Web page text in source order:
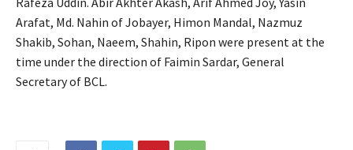
Arafat, Md. Nahin of Jobayer, Himon Mandal, Nazmuz
Shakib, Sohan, Naeem, Shahin, Ripon were present at the
time under the direction of Faimin Sardar, General
Secretary of BCL.